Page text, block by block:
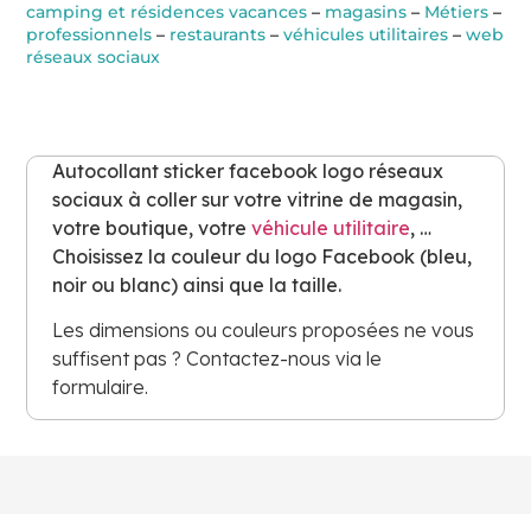
camping et résidences vacances– magasins– Métiers–
professionnels– restaurants– véhicules utilitaires– web
réseaux sociaux
Autocollant sticker facebook logo réseaux
sociaux à coller sur votre vitrine de magasin,
votre boutique, votre véhicule utilitaire, …
Choisissez la couleur du logo Facebook (bleu,
noir ou blanc) ainsi que la taille.
Les dimensions ou couleurs proposées ne vous
suffisent pas ? Contactez-nous via le
formulaire.